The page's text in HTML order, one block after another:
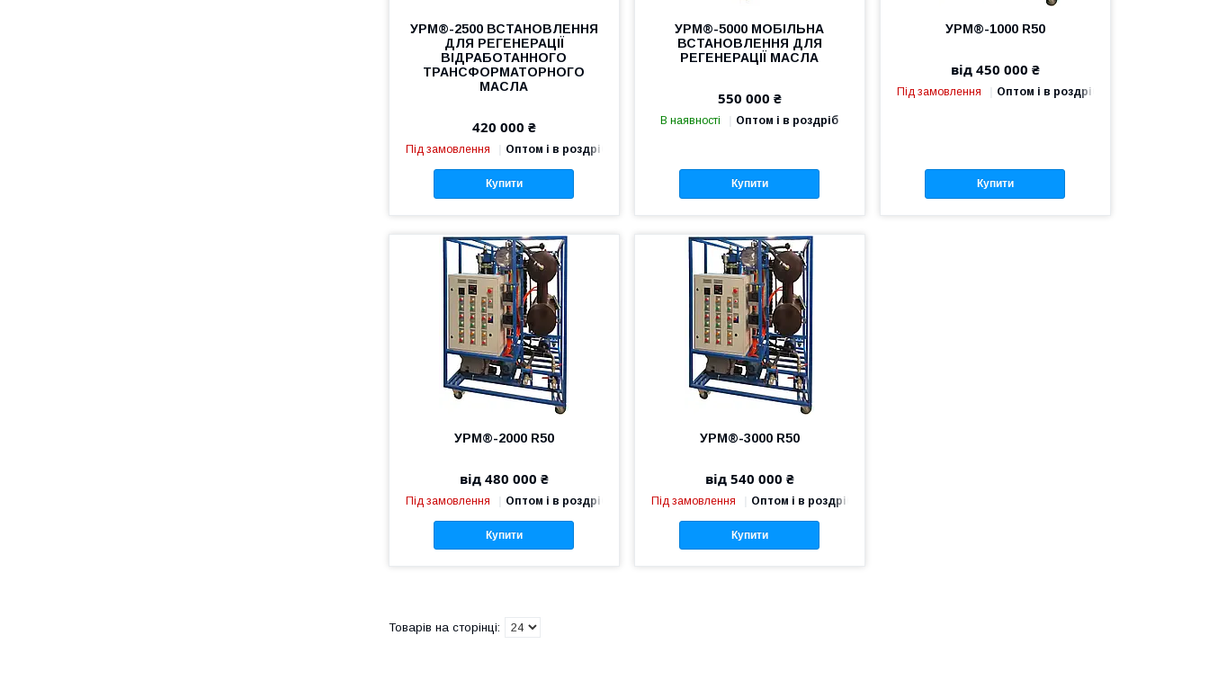
УРМ®-2500 ВСТАНОВЛЕННЯ
ДЛЯ РЕГЕНЕРАЦІЇ
ВІДРАБОТАННОГО
ТРАНСФОРМАТОРНОГО
МАСЛА
420 000 ₴
Під замовлення Оптом і в роздріб
Купити
УРМ®-5000 МОБІЛЬНА
ВСТАНОВЛЕННЯ ДЛЯ
РЕГЕНЕРАЦІЇ МАСЛА
550 000 ₴
В наявності Оптом і в роздріб
Купити
УРМ®-1000 R50
від 450 000 ₴
Під замовлення Оптом і в роздріб
Купити
УРМ®-2000 R50
від 480 000 ₴
Під замовлення Оптом і в роздріб
Купити
УРМ®-3000 R50
від 540 000 ₴
Під замовлення Оптом і в роздріб
Купити